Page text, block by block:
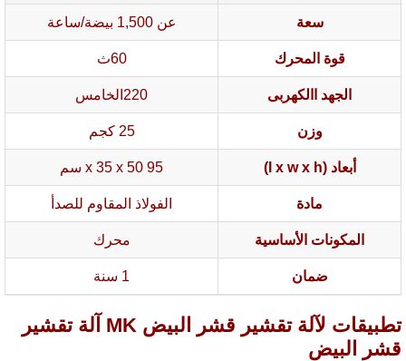
سعة عن 1,500 بيضة/ساعة
قوة المحرك 60ث
الجهد االكهربى 220الخامس
وزن 25 كجم
أبعاد (l x w x h) 95 x 35 x 50 سم
مادة الفولاذ المقاوم للصدأ
المكونات الأساسية محرك
ضمان
تطبيقات لآلة تقشير قشر البيض MK آلة تقشير
البيض